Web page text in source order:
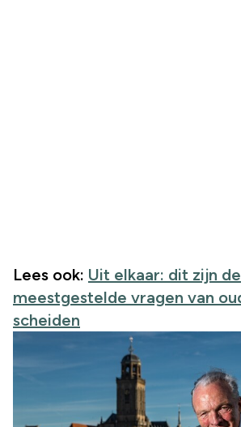
Lees ook: Uit elkaar: dit zijn de
meestgestelde vragen van
scheiden